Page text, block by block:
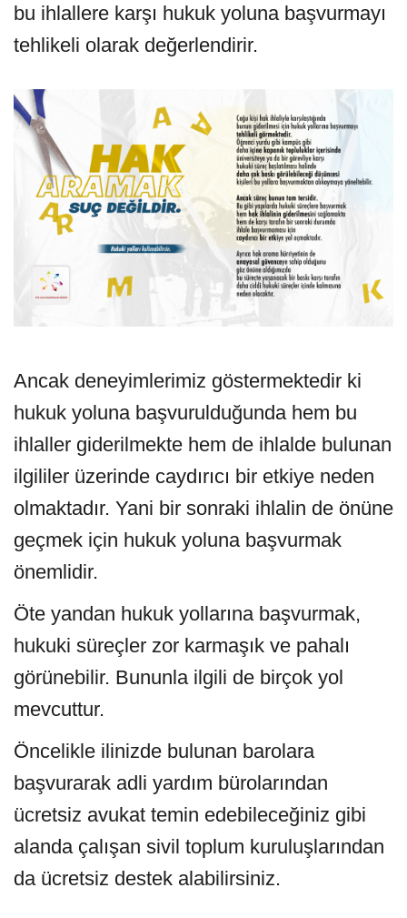
bu ihlallere karşı hukuk yoluna başvurmayı
tehlikeli olarak değerlendirir.
Ancak deneyimlerimiz göstermektedir ki
hukuk yoluna başvurulduğunda hem bu
ihlaller giderilmekte hem de ihlalde bulunan
ilgililer üzerinde caydırıcı bir etkiye neden
olmaktadır. Yani bir sonraki ihlalin de önüne
geçmek için hukuk yoluna başvurmak
önemlidir.
Öte yandan hukuk yollarına başvurmak,
hukuki süreçler zor karmaşık ve pahalı
görünebilir. Bununla ilgili de birçok yol
mevcuttur.
Öncelikle ilinizde bulunan barolara
başvurarak adli yardım bürolarından
ücretsiz avukat temin edebileceğiniz gibi
alanda çalışan sivil toplum kuruluşlarından
da ücretsiz destek alabilirsiniz.